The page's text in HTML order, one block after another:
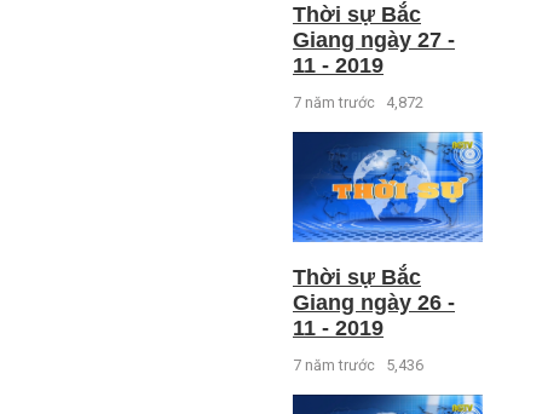
Thời sự Bắc
Giang ngày 27 -
11 - 2019
7 năm trước 4,872
Thời sự Bắc
Giang ngày 26 -
11 - 2019
7 năm trước 5,436